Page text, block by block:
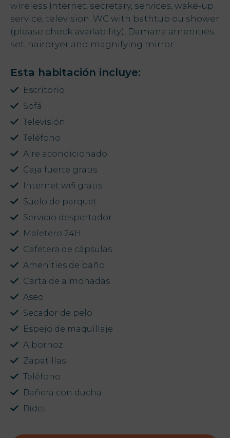
Ofertas
My Natura
Destino
Galería de
Fotos
Vouchers
Contacto
Localización
Noticias
wireless Internet, secretary, services, wake-up
service, television. WC with bathtub ou shower
(please check availability), Damana amenities
set, hairdryer and magnifying mirror.
Esta habitación incluye:
Escritorio
Sofá
Televisión
Teléfono
Aire acondicionado
Caja fuerte gratis
Internet wifi gratis
Suelo de parquet
Servicio despertador
Maletero 24H
Cafetera de cápsulas
Amenities de baño
Carta de almohadas
Aseo
Secador de pelo
Espejo de maquillaje
Albornoz
Zapatillas
Teléfono
Bañera con ducha
Bidet